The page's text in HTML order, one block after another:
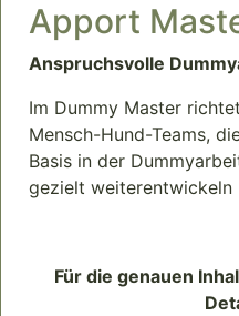
Apport
Anspruchsvolle
Im Dummy Master
Mensch-Hund-Teams,
Basis in der
gezielt weiterentwickeln
Für die genauen